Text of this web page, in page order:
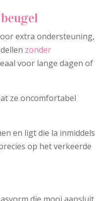
extra ondersteuning,
zonder
voor lange dagen of
ze oncomfortabel
en ligt die la inmiddels
op het verkeerde